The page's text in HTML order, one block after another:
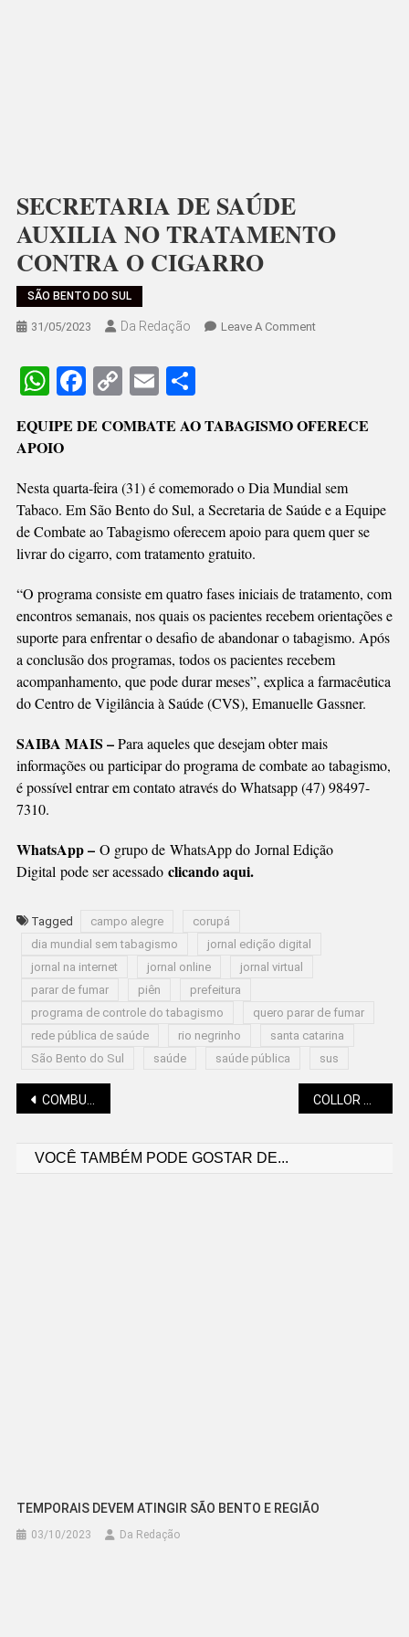
SECRETARIA DE SAÚDE
AUXILIA NO TRATAMENTO
CONTRA O CIGARRO
SÃO BENTO DO SUL
31/05/2023 Da Redação Leave A CommentOn
NO
O
CIGARRO
WhatsApp
Facebook
CopyEmail
EQUIPE DE COMBATE AO TABAGISMO OFERECE
APOIO
Nesta quarta-feira (31) é comemorado o Dia Mundial sem
Tabaco. Em São Bento do Sul, a Secretaria de Saúde e a Equipe
de Combate ao Tabagismo oferecem apoio para quem quer se
livrar do cigarro, com tratamento gratuito.
“O programa consiste em quatro fases iniciais de tratamento, com
encontros semanais, nos quais os pacientes recebem orientações e
suporte para enfrentar o desafio de abandonar o tabagismo. Após
a conclusão dos programas, todos os pacientes recebem
acompanhamento, que pode durar meses”, explica a farmacêutica
do Centro de Vigilância à Saúde (CVS), Emanuelle Gassner.
SAIBA MAIS –Para aqueles que desejam obter mais
informações ou participar do programa de combate ao tabagismo,
é possível entrar em contato através do Whatsapp (47) 98497-
7310.
WhatsApp – O grupo de WhatsApp do Jornal Edição
Digital pode ser acessado clicando aqui.
Tagged campo alegre
corupá
dia mundial sem tabagismo
jornal edição digital
jornal na internet
jornal online
jornal virtual
parar de fumar
piên
prefeitura
programa de controle do tabagismo
quero parar de fumar
rede pública de saúde
rio negrinho
santa catarina
São Bento do Sul
saúde saúde pública sus
Navegação
COMBUSTÍVEIS: VEJA OS PREÇOS ANTES DA MUDANÇA DO ICMS COLLOR PEGA 8 ANOS E 10 MESES DE PRISÃO
VOCÊ TAMBÉM PODE GOSTAR DE...
TEMPORAIS DEVEM ATINGIR SÃO BENTO E REGIÃO
03/10/2023 Da Redação